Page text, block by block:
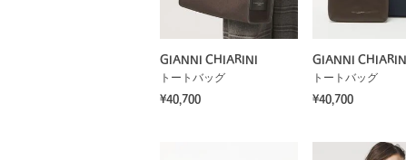
GIANNI CHIARINI
トートバッグ
¥40,700
GIANNI CHIARINI
トートバッグ
¥40,700